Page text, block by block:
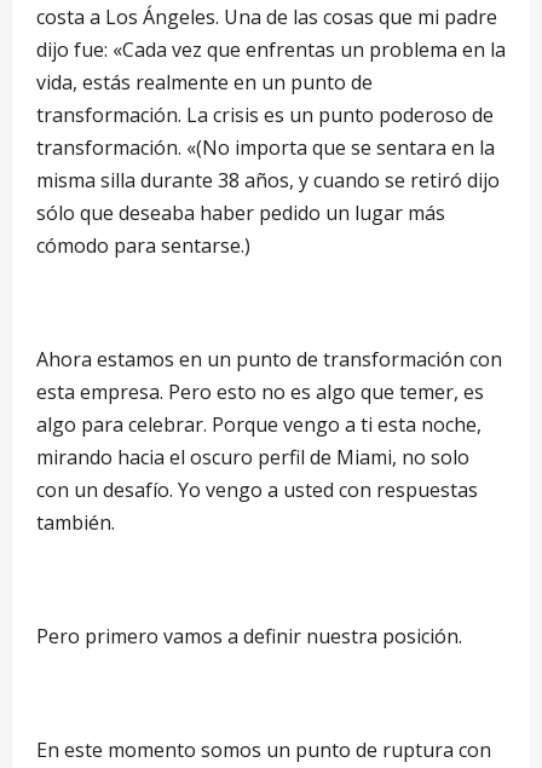
costa a Los Ángeles. Una de las cosas que mi padre
dijo fue: «Cada vez que enfrentas un problema en la
vida, estás realmente en un punto de
transformación. La crisis es un punto poderoso de
transformación. «(No importa que se sentara en la
misma silla durante 38 años, y cuando se retiró dijo
sólo que deseaba haber pedido un lugar más
cómodo para sentarse.)
Ahora estamos en un punto de transformación con
esta empresa. Pero esto no es algo que temer, es
algo para celebrar. Porque vengo a ti esta noche,
mirando hacia el oscuro perfil de Miami, no solo
con un desafío. Yo vengo a usted con respuestas
también.
Pero primero vamos a definir nuestra posición.
En este momento somos un punto de ruptura con